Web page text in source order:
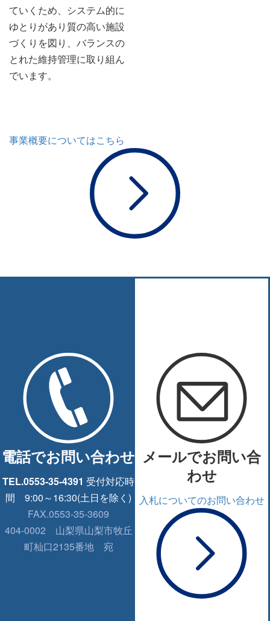
ていくため、システム的に
ゆとりがあり質の高い施設
づくりを図り、バランスの
とれた維持管理に取り組ん
でいます。
事業概要についてはこちら
電話でお問い合わせ
TEL.0553-35-4391 受付対応時
間 9:00～16:30(土日を除く)
FAX.0553-35-3609
404-0002 山梨県山梨市牧丘
町杣口2135番地 宛
メールでお問い合
わせ
入札についてのお問い合わせ